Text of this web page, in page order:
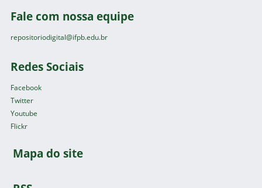
Fale com nossa equipe
repositoriodigital@ifpb.edu.br
Redes Sociais
Facebook
Twitter
Youtube
Flickr
Mapa do site